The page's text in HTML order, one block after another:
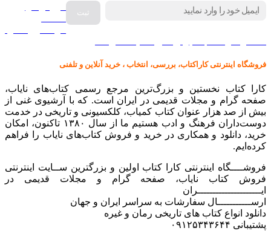
فروش انواع
فروشگاه اینترنتی کاراکتاب، بررسی، انتخاب ، خرید آنلاین و تلفنی
کارا کتاب نخستین و بزرگ‌ترین مرجع رسمی کتاب‌های نایاب،
صفحه گرام و مجلات قدیمی در ایران است. که با آرشیوی غنی از
بیش از صد هزار عنوان کتاب کمیاب، کلکسیونی و تاریخی در خدمت
دوست‌داران فرهنگ و ادب هستیم ما از سال ۱۳۸۰ تاکنون، امکان
خرید، دانلود و همکاری در خرید و فروش کتاب‌های نایاب را فراهم
کرده‌ایم.
فروشــــگاه اینترنتی کارا کتاب اولین و بزرگترین ســایت اینترنتی
فروش کتاب نایاب، صفحه گرام و مجلات قدیمی در
ایـــــــــــــــــــــران
ارســـــــــــال سفارشات به سراسر ایران و جهان
دانلود انواع کتاب های تاریخی رمان و غیره
پشتیبانی ۰۹۱۲۵۳۴۳۶۴۴